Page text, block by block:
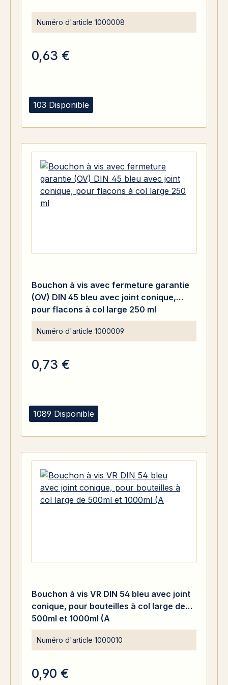
103 Disponible
Numéro d'article 1000008
0,63 €
1089 Disponible
Bouchon à vis avec fermeture garantie
(OV) DIN 45 bleu avec joint conique,
pour flacons à col large 250 ml
Numéro d'article 1000009
0,73 €
Bouchon à vis VR DIN 54 bleu avec joint
conique, pour bouteilles à col large de
500ml et 1000ml (A
Numéro d'article 1000010
0,90 €